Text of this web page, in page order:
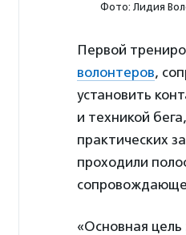
Фото: Лидия
Первой
волонтеров,
установить
и техникой
практических
проходили
«Основная